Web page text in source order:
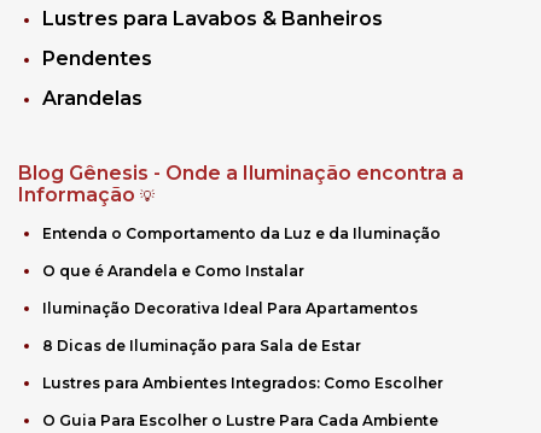
Lustres para Lavabos & Banheiros
Pendentes
Arandelas
Blog Gênesis - Onde a Iluminação encontra a
Informação 💡
Entenda o Comportamento da Luz e da Iluminação
O que é Arandela e Como Instalar
Iluminação Decorativa Ideal Para Apartamentos
8 Dicas de Iluminação para Sala de Estar
Lustres para Ambientes Integrados: Como Escolher
O Guia Para Escolher o Lustre Para Cada Ambiente